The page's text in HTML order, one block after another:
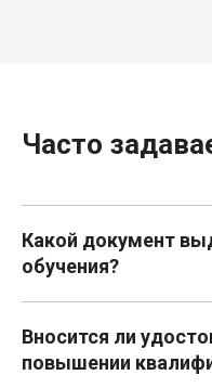
Часто
Какой документ
обучения?
Вносится ли
повышении